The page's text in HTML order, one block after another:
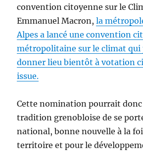
convention citoyenne sur le
Emmanuel Macron,la
Alpes a lancé une convention
métropolitaine sur le climat qui
donner lieu bientôt à votation
issue.
Cette nomination pourrait
tradition grenobloise de se
national, bonne nouvelle à la
territoire et pour le